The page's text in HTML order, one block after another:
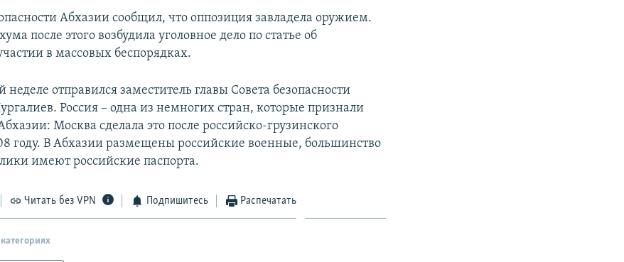
Абхазии сообщил, что оппозиция завладела оружием.
после этого возбудила уголовное дело по статье об
в массовых беспорядках.
неделе отправился заместитель главы Совета безопасности
Россия – одна из немногих стран, которые признали
Москва сделала это после российско-грузинского
году. В Абхазии размещены российские военные, большинство
имеют российские паспорта.
Читать без VPN Подпишитесь Распечатать